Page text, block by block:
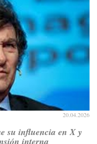
20.04.2026
su influencia en X y
interna